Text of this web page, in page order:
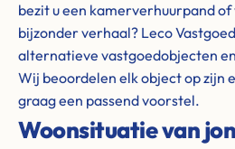
bezit u een kamerverhuurpand
bijzonder verhaal? Leco
alternatieve vastgoedobjecten
Wij beoordelen elk object op zijn
graag een passend voorstel.
Woonsituatie van